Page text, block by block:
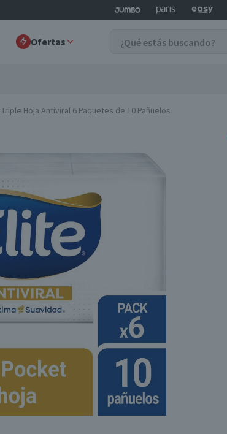
Ofertas
Hoja Antiviral 6 Paquetes de 10 Pañuelos